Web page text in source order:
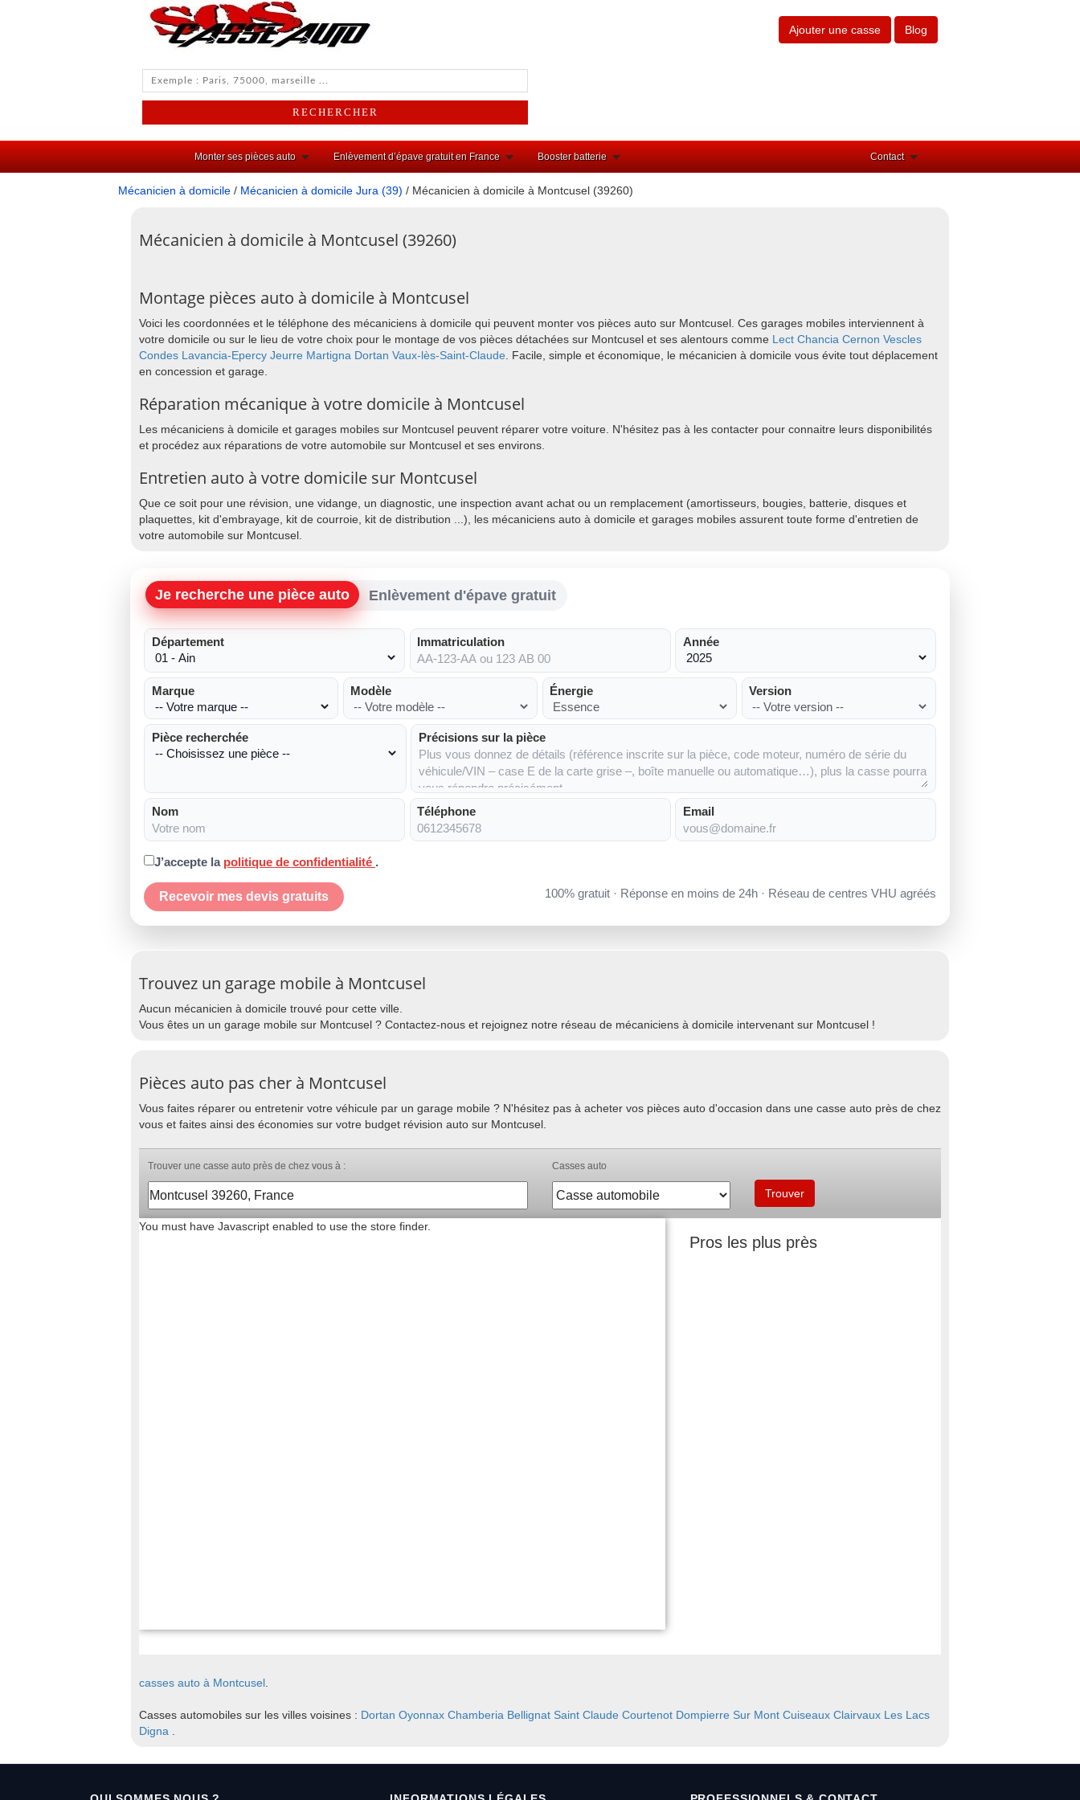
Ajouter une casse Blog
Monter ses pièces auto Enlèvement d’épave gratuit en France Booster batterie Contact
Mécanicien à domicile / Mécanicien à domicile Jura (39) / Mécanicien à domicile à Montcusel (39260)
Mécanicien à domicile à Montcusel (39260)
Montage pièces auto à domicile à Montcusel
Voici les coordonnées et le téléphone des mécaniciens à domicile qui peuvent monter vos pièces auto sur Montcusel. Ces garages mobiles interviennent à
votre domicile ou sur le lieu de votre choix pour le montage de vos pièces détachées sur Montcusel et ses alentours comme Lect Chancia Cernon Vescles
Condes Lavancia-Epercy Jeurre Martigna Dortan Vaux-lès-Saint-Claude . Facile, simple et économique, le mécanicien à domicile vous évite tout déplacement
en concession et garage.
Réparation mécanique à votre domicile à Montcusel
Les mécaniciens à domicile et garages mobiles sur Montcusel peuvent réparer votre voiture. N'hésitez pas à les contacter pour connaitre leurs disponibilités
et procédez aux réparations de votre automobile sur Montcusel et ses environs.
Entretien auto à votre domicile sur Montcusel
Que ce soit pour une révision, une vidange, un diagnostic, une inspection avant achat ou un remplacement (amortisseurs, bougies, batterie, disques et
plaquettes, kit d'embrayage, kit de courroie, kit de distribution ...), les mécaniciens auto à domicile et garages mobiles assurent toute forme d'entretien de
votre automobile sur Montcusel.
Je recherche une pièce auto Enlèvement d'épave gratuit
Département Immatriculation Année
Marque Modèle Énergie Version
Pièce recherchée Précisions sur la pièce
Nom Téléphone Email
J’accepte la politique de confidentialité .
Recevoir mes devis gratuits 100% gratuit · Réponse en moins de 24h · Réseau de centres VHU agréés
Trouvez un garage mobile à Montcusel
Aucun mécanicien à domicile trouvé pour cette ville.
Vous êtes un un garage mobile sur Montcusel ? Contactez-nous et rejoignez notre réseau de mécaniciens à domicile intervenant sur Montcusel !
Pièces auto pas cher à Montcusel
Vous faites réparer ou entretenir votre véhicule par un garage mobile ? N'hésitez pas à acheter vos pièces auto d'occasion dans une casse auto près de chez
vous et faites ainsi des économies sur votre budget révision auto sur Montcusel.
casses auto à Montcusel
Casses automobiles sur les villes voisines : Dortan Oyonnax Chamberia Bellignat Saint Claude Courtenot Dompierre Sur Mont Cuiseaux Clairvaux Les Lacs
Digna